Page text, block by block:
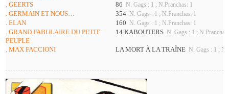
. GEERTS 86 N. Gags : 1 ; N.Pranchas: 1
. GERMAIN ET NOUS… 354 N. Gags : 1 ; N.Pranchas: 1
. ELAN 160 N. Gags : 1 ; N.Pranchas: 1
. GRAND FABULAIRE DU PETIT
PEUPLE
14 KABOUTERS N. Gags : 1 ;
. MAX FACCIONI LA MORT À LA TRAÎNE N. Gags : 1 ;